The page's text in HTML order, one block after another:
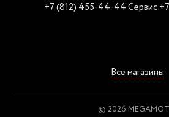
+7 (812) 455-44-44Сервис
Все магазины
© 2026